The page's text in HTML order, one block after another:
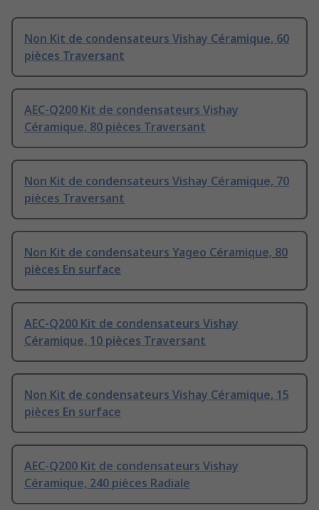
Non Kit de condensateurs Vishay Céramique, 60
pièces Traversant
AEC-Q200 Kit de condensateurs Vishay
Céramique, 80 pièces Traversant
Non Kit de condensateurs Vishay Céramique, 70
pièces Traversant
Non Kit de condensateurs Yageo Céramique, 80
pièces En surface
AEC-Q200 Kit de condensateurs Vishay
Céramique, 10 pièces Traversant
Non Kit de condensateurs Vishay Céramique, 15
pièces En surface
AEC-Q200 Kit de condensateurs Vishay
Céramique, 240 pièces Radiale